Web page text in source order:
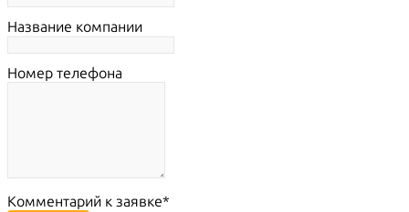
Название компании
Номер телефона
Комментарий к заявке